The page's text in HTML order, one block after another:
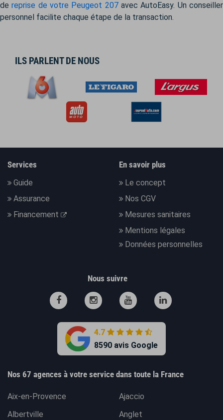
dereprise de votre Peugeot 207avec AutoEasy. Un conseiller
personnel facilite chaque étape de la transaction.
ILS PARLENT DE NOUS
Services
Guide
Assurance
Financement
En savoir plus
Le concept
Nos CGV
Mesures sanitaires
Mentions légales
Données personnelles
Nous suivre
4.7
8590 avis Google
Nos 67 agences à votre service dans toute la France
Aix-en-Provence
Ajaccio
Albertville
Anglet